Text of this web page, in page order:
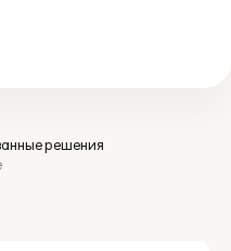
решения